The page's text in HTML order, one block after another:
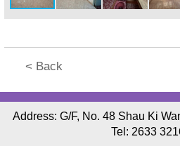
< Back
Address: G/F, No. 48 Shau Ki
Tel: 2633